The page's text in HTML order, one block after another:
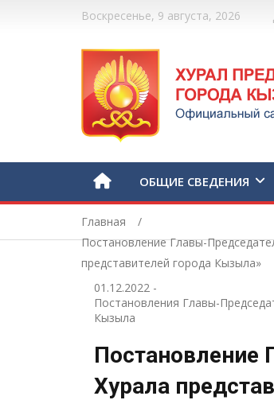
Воскресенье, 9 августа, 2026
ОБЩИЕ СВЕДЕНИЯ
Главная
Постановление Главы-
представителей города Кызыла»
01.12.2022-
Постановления Главы-
Кызыла
Постановление
Хурала